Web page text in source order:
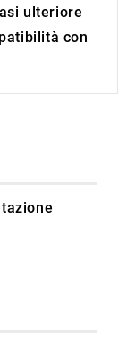
ulteriore
con